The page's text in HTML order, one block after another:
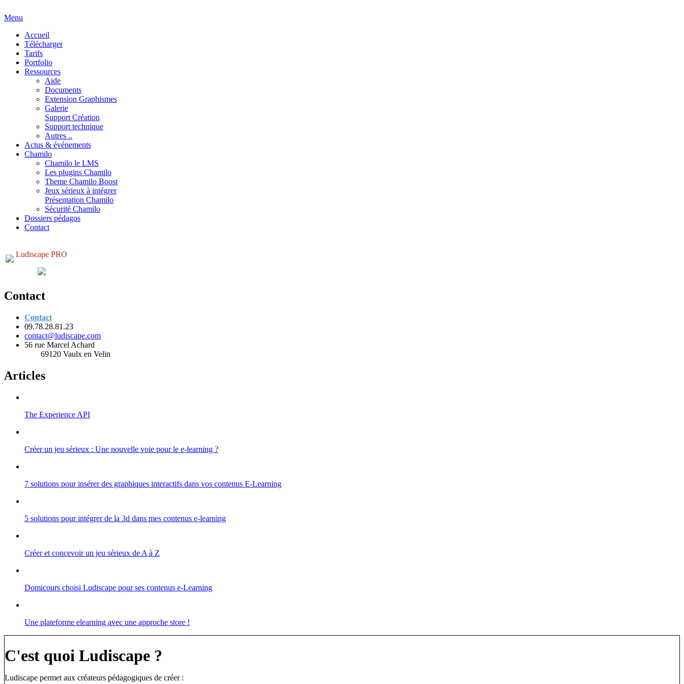
Menu
Accueil
Télécharger
Tarifs
Portfolio
Ressources
Aide
Documents
Extension Graphismes
Galerie
Support Création
Support technique
Autres ..
Actus & événements
Chamilo
Chamilo le LMS
Les plugins Chamilo
Theme Chamilo Boost
Jeux sérieux à intégrer
Présentation Chamilo
Sécurité Chamilo
Dossiers pédagos
Contact
Ludiscape PRO
Contact
Contact
09.78.28.81.23
contact@ludiscape.com
56 rue Marcel Achard
69120 Vaulx en Velin
Articles
The Experience API
Créer un jeu sérieux : Une nouvelle voie pour le e-learning ?
7 solutions pour insérer des graphiques interactifs dans vos contenus E-Learning
5 solutions pour intégrer de la 3d dans mes contenus e-learning
Créer et concevoir un jeu sérieux de A à Z
Domicours choisi Ludiscape pour ses contenus e-Learning
Une plateforme elearning avec une approche store !
C'est quoi Ludiscape ?
Ludiscape permet aux créateurs pédagogiques de créer :